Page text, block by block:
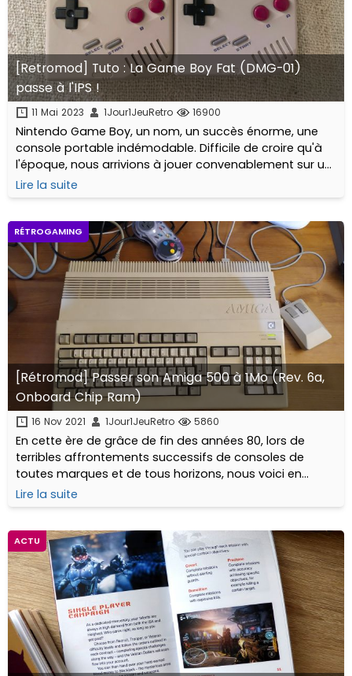
[Retromod] Tuto : La Game Boy Fat (DMG-01)
passe à l'IPS !
11 Mai 2023 1Jour1JeuRetro 16900
Nintendo Game Boy, un nom, un succès énorme, une
console portable indémodable. Difficile de croire qu'à
l'époque, nous arrivions à jouer convenablement sur un
écran monochrome et sans aucun rétro-éclairage, tout
ça pendant des heures sans nous plaindre !
Lire la suite
RÉTROGAMING
[Rétromod] Passer son Amiga 500 à 1Mo (Rev. 6a,
Onboard Chip Ram)
16 Nov 2021 1Jour1JeuRetro 5860
En cette ère de grâce de fin des années 80, lors de
terribles affrontements successifs de consoles de
toutes marques et de tous horizons, nous voici en
présence de LA machine, LE micro-ordinateur de l’âge
d’or : Le Commodore Amiga 500...
Lire la suite
ACTU